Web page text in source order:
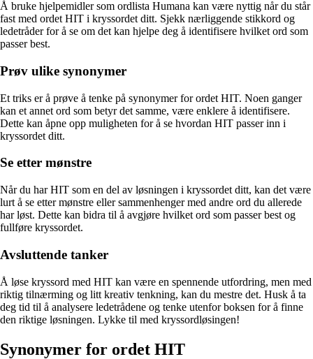
Å bruke hjelpemidler som ordlista Humana kan være nyttig når du står
fast med ordet HIT i kryssordet ditt. Sjekk nærliggende stikkord og
ledetråder for å se om det kan hjelpe deg å identifisere hvilket ord som
passer best.
Prøv ulike synonymer
Et triks er å prøve å tenke på synonymer for ordet HIT. Noen ganger
kan et annet ord som betyr det samme, være enklere å identifisere.
Dette kan åpne opp muligheten for å se hvordan HIT passer inn i
kryssordet ditt.
Se etter mønstre
Når du har HIT som en del av løsningen i kryssordet ditt, kan det være
lurt å se etter mønstre eller sammenhenger med andre ord du allerede
har løst. Dette kan bidra til å avgjøre hvilket ord som passer best og
fullføre kryssordet.
Avsluttende tanker
Å løse kryssord med HIT kan være en spennende utfordring, men med
riktig tilnærming og litt kreativ tenkning, kan du mestre det. Husk å ta
deg tid til å analysere ledetrådene og tenke utenfor boksen for å finne
den riktige løsningen. Lykke til med kryssordløsingen!
Synonymer for ordet HIT